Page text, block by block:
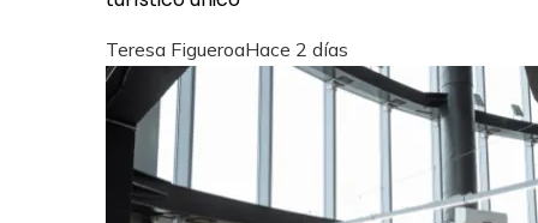
Teresa FigueroaHace 2 días